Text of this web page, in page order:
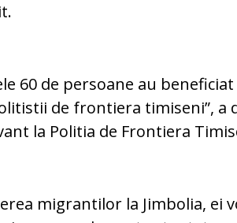
60 de persoane au
de frontiera timiseni”, a
la Politia de Frontiera
migrantilor la Jimbolia, ei